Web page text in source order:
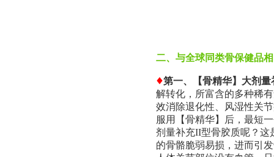
二、与全球同类骨保健品
第一、【骨精华】大剂量
解转化，所富含的多种稀
效消除退化性、风湿性关
服用【骨精华】后，最短
剂量补充II型骨胶质呢？这
的骨骼脆弱易损，进而引